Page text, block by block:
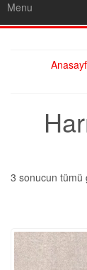
Menu
3 sonucun tümü